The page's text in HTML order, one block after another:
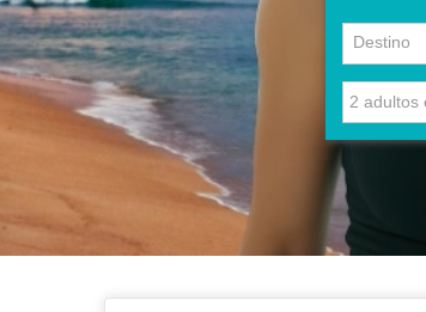
Destino